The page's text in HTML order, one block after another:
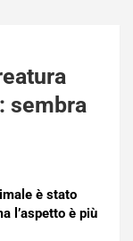
sembra
è stato
l’aspetto è più